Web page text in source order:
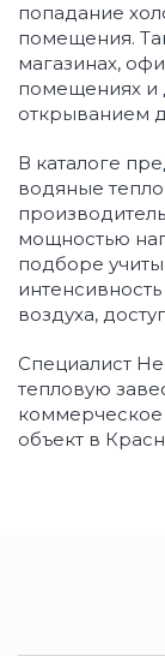
попадание
помещения.
магазинах,
помещениях и
открыванием
В каталоге
водяные
мощностью
подборе
воздуха,
Специалист
тепловую
объект в